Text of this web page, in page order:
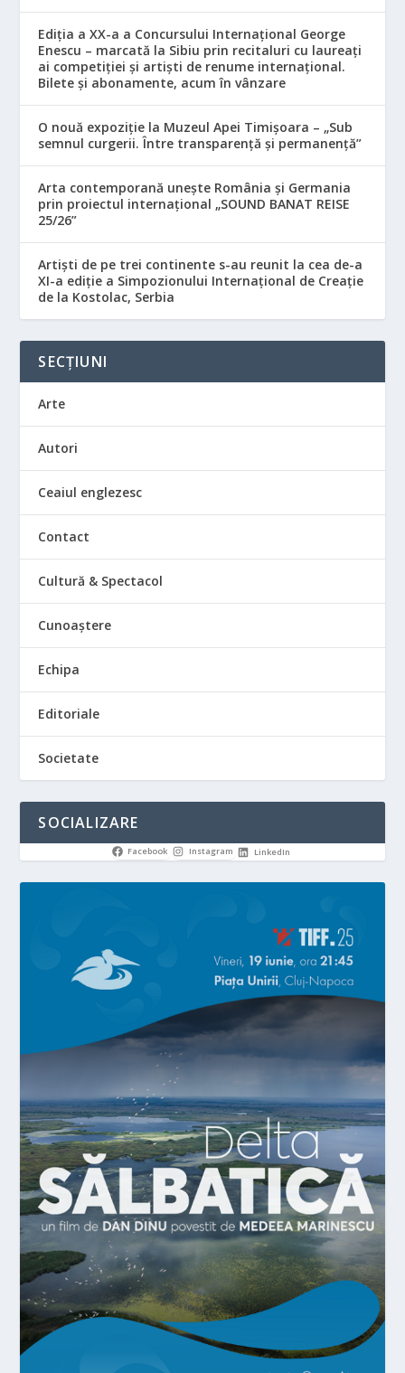
Ediția a XX-a a Concursului Internațional George
Enescu – marcată la Sibiu prin recitaluri cu laureați
ai competiției și artiști de renume internațional.
Bilete și abonamente, acum în vânzare
O nouă expoziție la Muzeul Apei Timișoara – „Sub
semnul curgerii. Între transparență și permanență”
Arta contemporană unește România și Germania
prin proiectul internațional „SOUND BANAT REISE
25/26”
Artiști de pe trei continente s-au reunit la cea de-a
XI-a ediție a Simpozionului Internațional de Creație
de la Kostolac, Serbia
SECȚIUNI
Arte
Autori
Ceaiul englezesc
Contact
Cultură & Spectacol
Cunoaștere
Echipa
Editoriale
Societate
SOCIALIZARE
Facebook Instagram LinkedIn